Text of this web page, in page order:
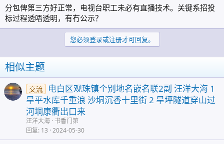
分包俾第三方好正常，电视台职工未必有直播技术。关键系招投
标过程透唔透明，有冇公示？
您必须登录或注册才可回复。
相似主题
交流
电白区观珠镇个别地名嵌名联2副 汪洋大海 1
旱平水库千重浪 沙垌沉香十里街 2 旱坪隧道穿山过
河垌康衢出口来
汪洋大海 书香门第
回复 13 2024-05-30